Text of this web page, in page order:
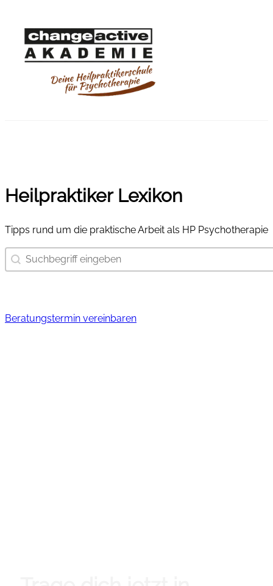
Heilpraktiker Lexikon
Tipps rund um die praktische Arbeit als HP Psychotherapie
Suchbegriff eingeben
Beratungstermin vereinbaren